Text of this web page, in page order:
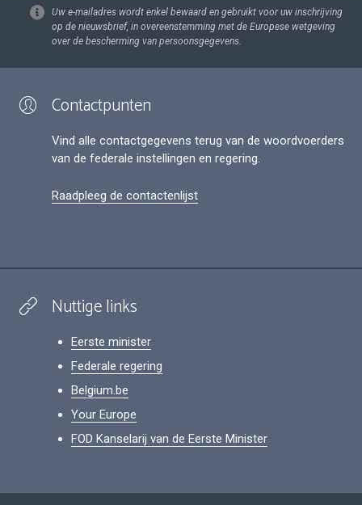
Uw e-mailadres wordt enkel bewaard en gebruikt voor uw inschrijving
op de nieuwsbrief, in overeenstemming met de Europese wetgeving
over de bescherming van persoonsgegevens.
Contactpunten
Vind alle contactgegevens terug van de woordvoerders
van de federale instellingen en regering.
Raadpleeg de contactenlijst
Nuttige links
Eerste minister
Federale regering
Belgium.be
Your Europe
FOD Kanselarij van de Eerste Minister